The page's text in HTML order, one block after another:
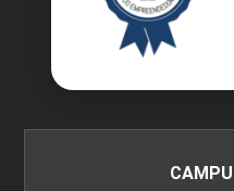
ENCONTRO